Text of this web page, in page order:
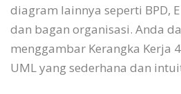
diagram lainnya seperti BPD,
dan bagan organisasi. Anda
menggambar Kerangka Kerja
UML yang sederhana dan